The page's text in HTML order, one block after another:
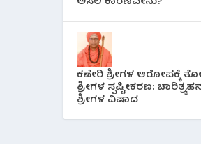
ಕಣೇರಿ ಶ್ರೀಗಳ ಆರೋಪಕ್ಕೆ
ಶ್ರೀಗಳ ಸ್ಪಷ್ಟೀಕರಣ:
ಶ್ರೀಗಳ ವಿಷಾದ